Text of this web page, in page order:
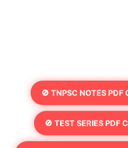
🚫 TNPSC NOTES PDF
🚫 TEST SERIES PDF